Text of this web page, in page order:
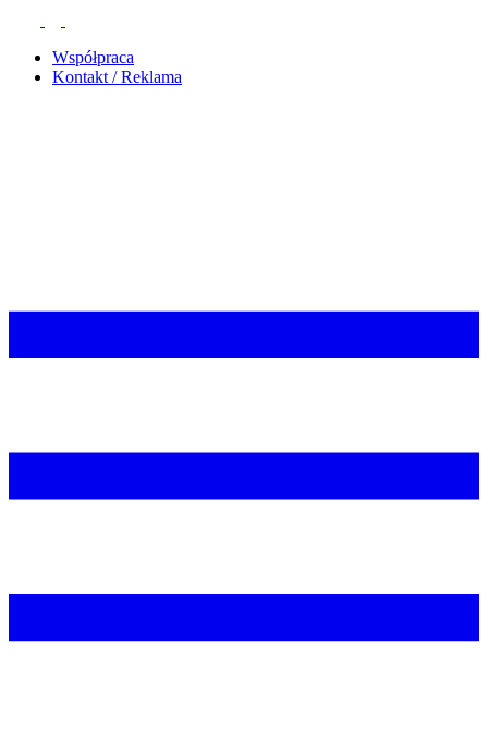
Współpraca
Kontakt / Reklama